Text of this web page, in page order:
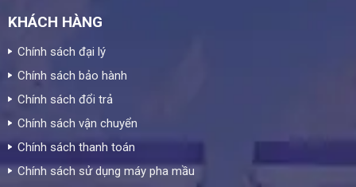
KHÁCH HÀNG
Chính sách đại lý
Chính sách bảo hành
Chính sách đổi trả
Chính sách vận chuyển
Chính sách thanh toán
Chính sách sử dụng máy pha mầu